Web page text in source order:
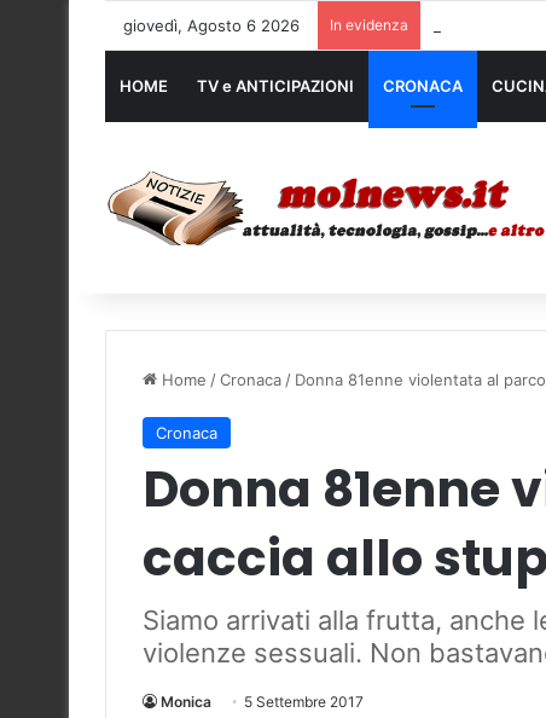
giovedì, Agosto 6 2026 In evidenza
HOME TV e ANTICIPAZIONI CRONACA
Home /Cronaca / Donna 81enne violentata al
Cronaca
Donna 81enne
caccia allo
Siamo arrivati alla frutta, anche
violenze sessuali. Non
Monica 5 Settembre 2017